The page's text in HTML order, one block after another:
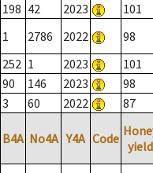
198 42 2023 101
1 2786 2022 98
252 1 2023 101
90 146 2023 98
3 60 2022 87
B4A No4A Y4A Code yield